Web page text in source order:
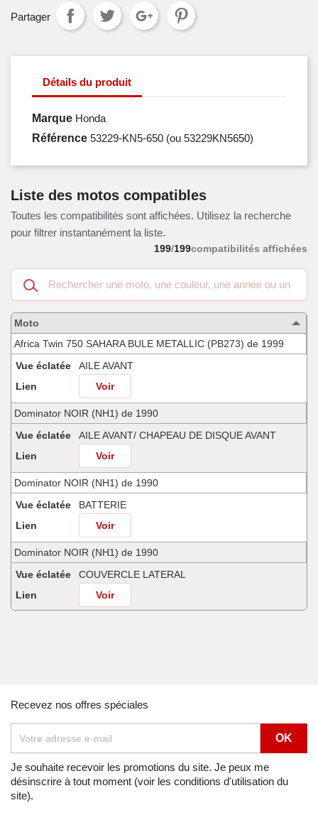
Partager
Détails du produit
Marque Honda
Référence 53229-KN5-650 (ou 53229KN5650)
Liste des motos compatibles
Toutes les compatibilités sont affichées. Utilisez la recherche
pour filtrer instantanément la liste.
199/199compatibilités affichées
Recherche
dans
les
motos
compatibles
Moto
Africa Twin 750 SAHARA BULE METALLIC (PB273) de 1999
Vue éclatée
AILE AVANT
Lien
Voir
Dominator NOIR (NH1) de 1990
Vue éclatée
AILE AVANT/ CHAPEAU DE DISQUE AVANT
Lien
Voir
Dominator NOIR (NH1) de 1990
Vue éclatée
BATTERIE
Lien
Voir
Dominator NOIR (NH1) de 1990
Vue éclatée
COUVERCLE LATERAL
Lien
Voir
ETRIER DE FREIN AVANT
Lien
Voir
Dominator NOIR (NH1) de 1990
Vue éclatée
FILTRE A AIR
Lien
Recevez nos offres spéciales
Je souhaite recevoir les promotions du site. Je peux me
désinscrire à tout moment (voir les conditions d'utilisation du
site).